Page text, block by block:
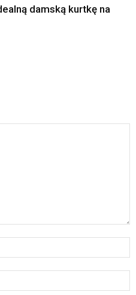
damską kurtkę na